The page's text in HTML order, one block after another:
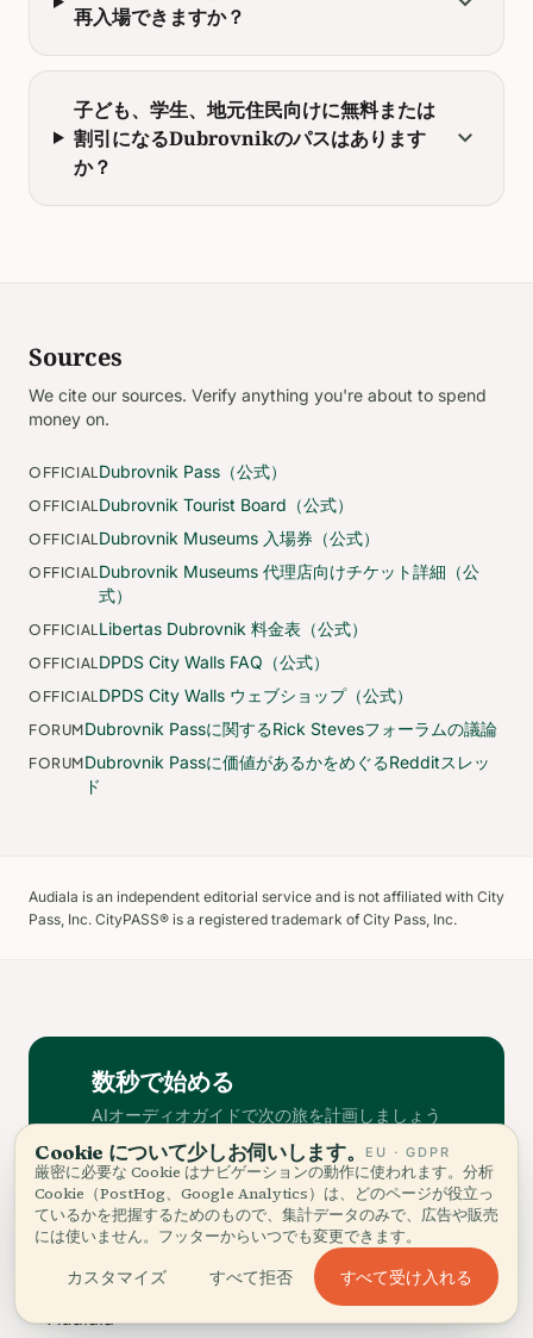
再入場できますか？
子ども、学生、地元住民向けに無料または
割引になるDubrovnikのパスはあります
か？
expand_more
Sources
We cite our sources. Verify anything you're about to spend
money on.
OFFICIAL Dubrovnik Pass（公式）
OFFICIAL Dubrovnik Tourist Board（公式）
OFFICIAL Dubrovnik Museums 入場券（公式）
OFFICIAL Dubrovnik Museums 代理店向けチケット詳細（公
式）
OFFICIAL Libertas Dubrovnik 料金表（公式）
OFFICIAL DPDS City Walls FAQ（公式）
OFFICIAL DPDS City Walls ウェブショップ（公式）
FORUMDubrovnik Passに関するRick Stevesフォーラムの議論
FORUMDubrovnik Passに価値があるかをめぐるRedditスレッ
ド
Audiala is an independent editorial service and is not affiliated with City
Pass, Inc. CityPASS® is a registered trademark of City Pass, Inc.
数秒で始める
AIオーディオガイドで次の旅を計画しましょう
ウェブプランナーを試すopen_in_new
Cookie について少しお伺いします。 EU · GDPR
厳密に必要な Cookie はナビゲーションの動作に使われます。分析
Cookie（PostHog、Google Analytics）は、どのページが役立っ
ているかを把握するためのもので、集計データのみで、広告や販売
には使いません。フッターからいつでも変更できます。
カスタマイズ すべて拒否 すべて受け入れる